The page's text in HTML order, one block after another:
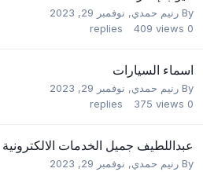
By رنيم حمدي, نوفمبر 29, 2023
0
replies 409 views
اسماء السيارات
By رنيم حمدي, نوفمبر 29, 2023
0
replies 375 views
عبداللطيف جميل الخدمات الالكترونية
By رنيم حمدي, نوفمبر 29, 2023